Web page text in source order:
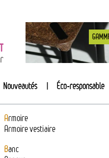
Nouveautés Éco-responsable
Armoire
Armoire vestiaire
Banc